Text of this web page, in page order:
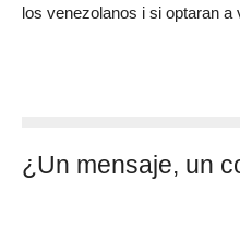
los venezolanos i si optaran a
¿Un mensaje, un